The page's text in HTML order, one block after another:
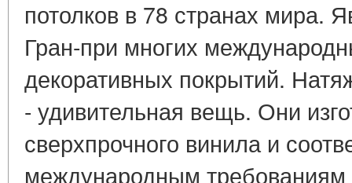
потолков в 78 странах мира.
Гран-при многих
декоративных покрытий.
- удивительная вещь. Они
сверхпрочного винила и
международным требованиям